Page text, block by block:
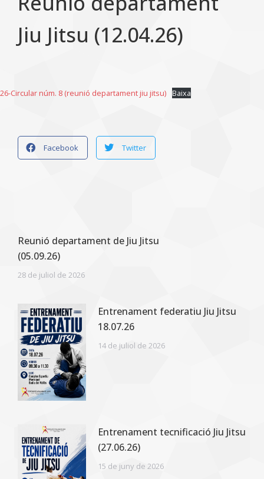
Jiu Jitsu (12.04.26)
26-Circular núm. 8 (reunió departament jiu jitsu) Baixa
Facebook Twitter
Reunió departament de Jiu Jitsu
(05.09.26)
28 de juliol de 2026
Entrenament federatiu Jiu Jitsu
18.07.26
14 de juliol de 2026
Entrenament tecnificació Jiu Jitsu
(27.06.26)
15 de juny de 2026